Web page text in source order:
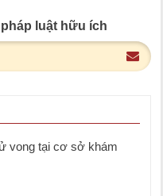
luật hữu ích
vong tại cơ sở khám